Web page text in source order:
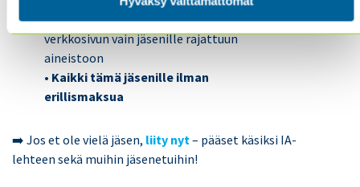
joka tutustuttaa sinut digilehden ja
verkkosivun vain jäsenille rajattuun
aineistoon
• Kaikki tämä jäsenille ilman
erillismaksua
➡️ Jos et ole vielä jäsen, liity nyt – pääset käsiksi IA-
lehteen sekä muihin jäsenetuihin!